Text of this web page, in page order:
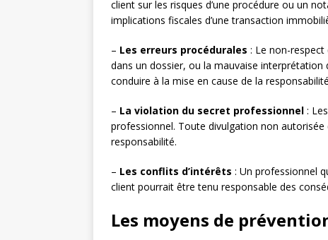
client sur les risques d’une procédure ou un
implications fiscales d’une transaction
– Les erreurs procédurales : Le non-respect
dans un dossier, ou la mauvaise interprétation
conduire à la mise en cause de la
– La violation du secret professionnel :
professionnel. Toute divulgation non
responsabilité.
– Les conflits d’intérêts : Un professionnel
client pourrait être tenu responsable des
Les moyens de